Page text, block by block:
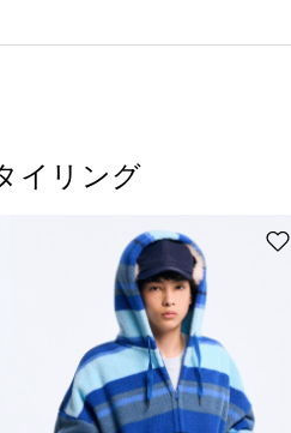
イリング